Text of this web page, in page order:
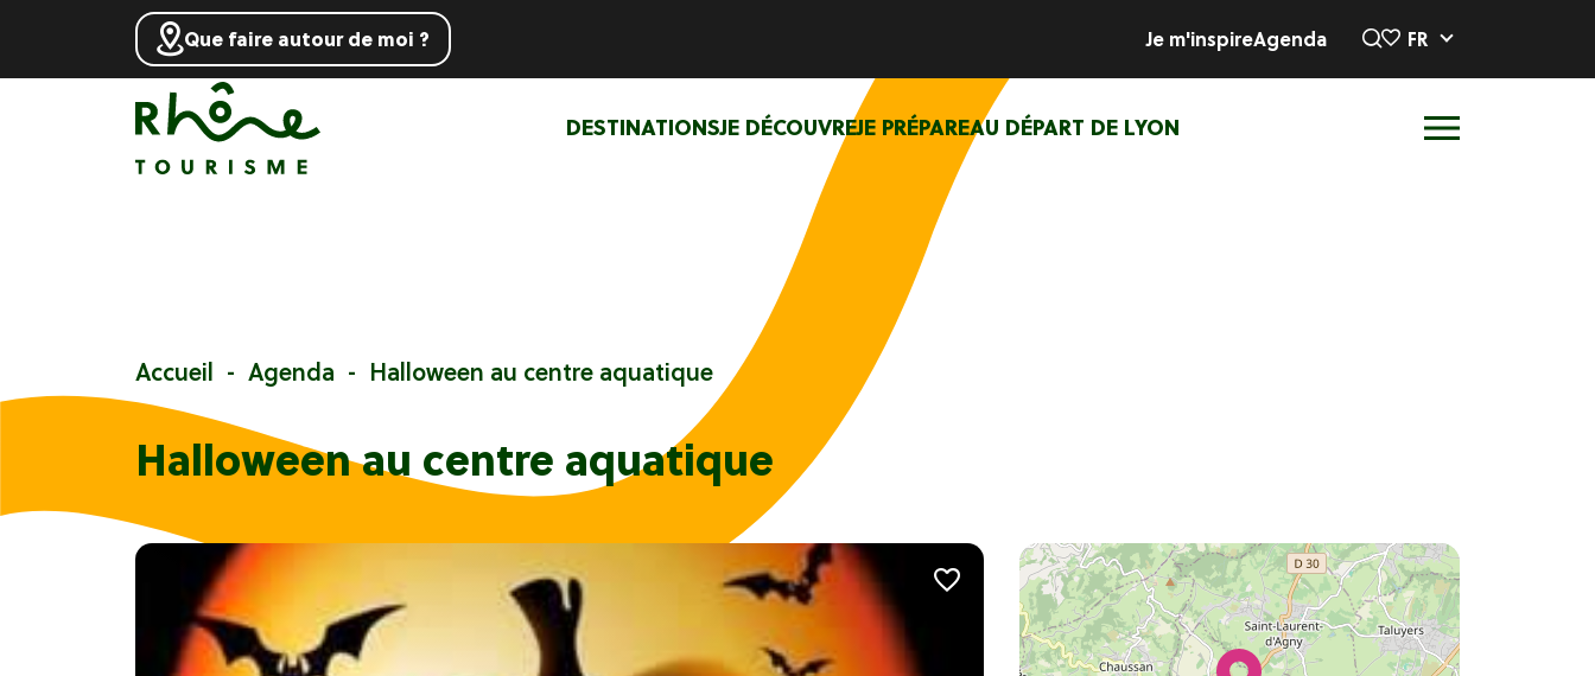
DESTINATIONSJE DÉCOUVREJE PRÉPAREAU DÉPART DE LYON
Que faire autour de moi ? Je m'inspireAgenda FR
Accueil Agenda Halloween au centre aquatique
Halloween au centre aquatique